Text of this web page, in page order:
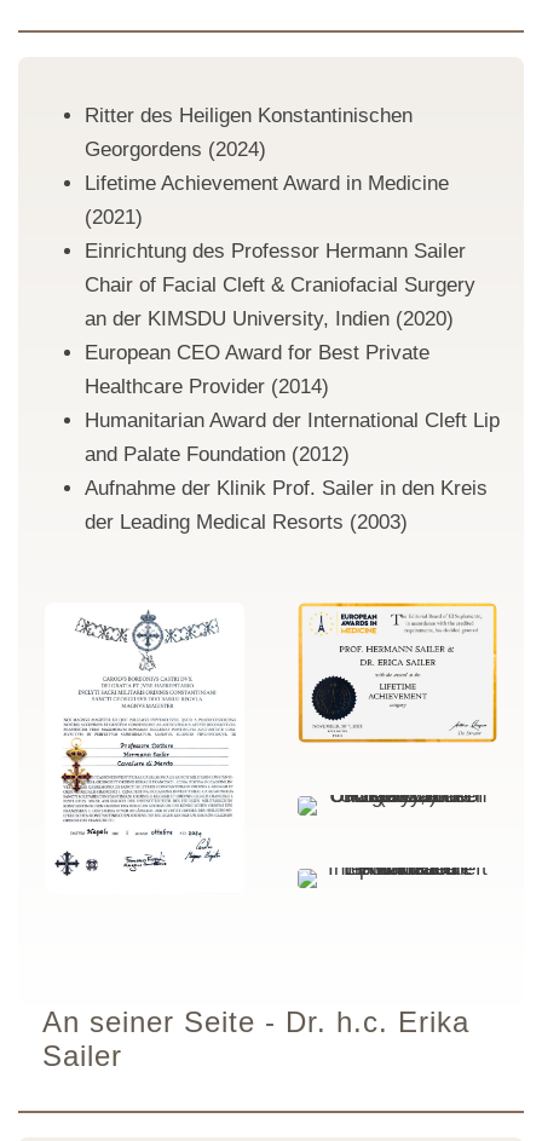
Ritter des Heiligen Konstantinischen
Georgordens (2024)
Lifetime Achievement Award in Medicine
(2021)
Einrichtung des Professor Hermann Sailer
Chair of Facial Cleft & Craniofacial Surgery
an der KIMSDU University, Indien (2020)
European CEO Award for Best Private
Healthcare Provider (2014)
Humanitarian Award der International Cleft Lip
and Palate Foundation (2012)
Aufnahme der Klinik Prof. Sailer in den Kreis
der Leading Medical Resorts (2003)
An seiner Seite - Dr. h.c. Erika
Sailer